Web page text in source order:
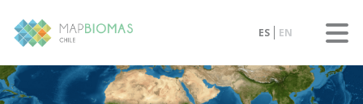
ES EN